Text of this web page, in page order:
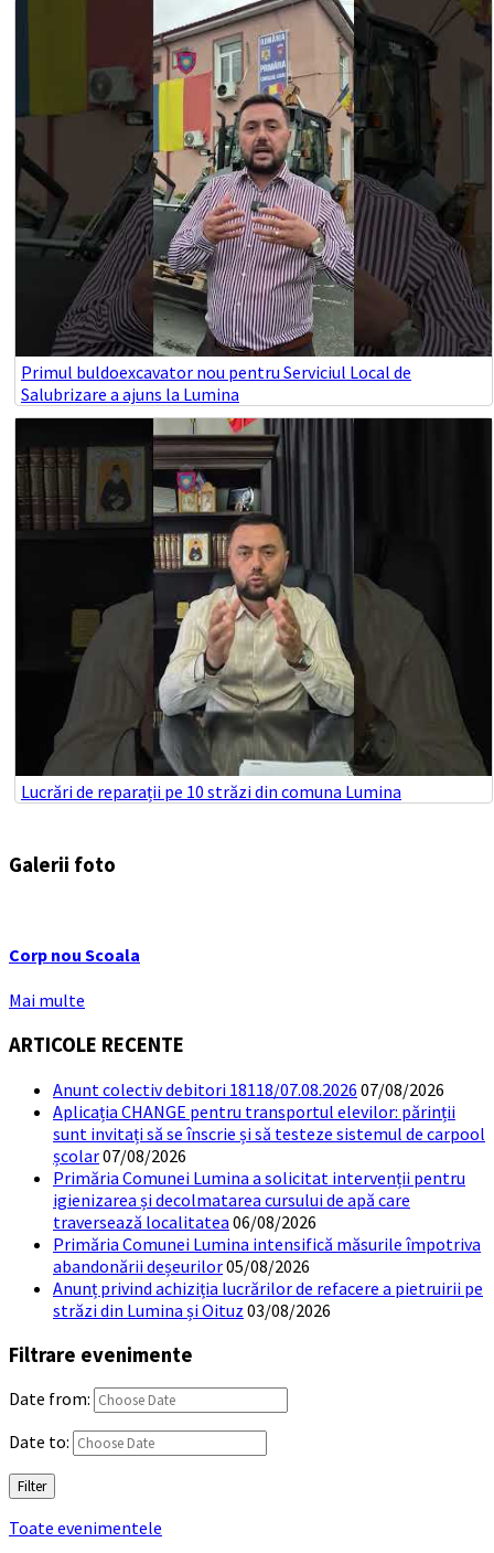
Primul buldoexcavator nou pentru Serviciul Local de
Salubrizare a ajuns la Lumina
Lucrări de reparații pe 10 străzi din comuna Lumina
Galerii foto
Corp nou Scoala
Mai multe
ARTICOLE RECENTE
Anunt colectiv debitori 18118/07.08.2026 07/08/2026
Aplicația CHANGE pentru transportul elevilor: părinții
sunt invitați să se înscrie și să testeze sistemul de carpool
școlar07/08/2026
Primăria Comunei Lumina a solicitat intervenții pentru
igienizarea și decolmatarea cursului de apă care
traversează localitatea 06/08/2026
Primăria Comunei Lumina intensifică măsurile împotriva
abandonării deșeurilor05/08/2026
Anunț privind achiziția lucrărilor de refacere a pietruirii pe
străzi din Lumina și Oituz 03/08/2026
Filtrare evenimente
Date from:
Date to:
Filter
Toate evenimentele